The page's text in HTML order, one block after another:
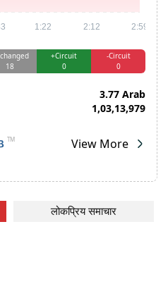
लोकप्रिय समाचार